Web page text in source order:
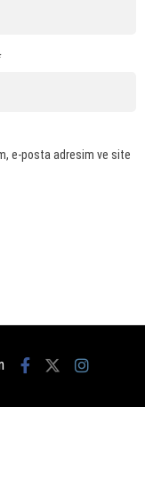
e-posta adresim ve site